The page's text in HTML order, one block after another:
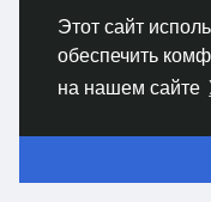
Этот сайт
обеспечить
на нашем сайте